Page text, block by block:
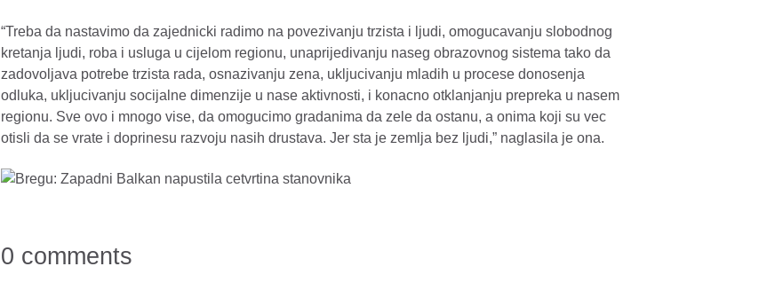
“Treba da nastavimo da zajednicki radimo na povezivanju trzista i ljudi, omogucavanju slobodnog
kretanja ljudi, roba i usluga u cijelom regionu, unaprijedivanju naseg obrazovnog sistema tako da
zadovoljava potrebe trzista rada, osnazivanju zena, ukljucivanju mladih u procese donosenja
odluka, ukljucivanju socijalne dimenzije u nase aktivnosti, i konacno otklanjanju prepreka u nasem
regionu. Sve ovo i mnogo vise, da omogucimo gradanima da zele da ostanu, a onima koji su vec
otisli da se vrate i doprinesu razvoju nasih drustava. Jer sta je zemlja bez ljudi,” naglasila je ona.
0 comments